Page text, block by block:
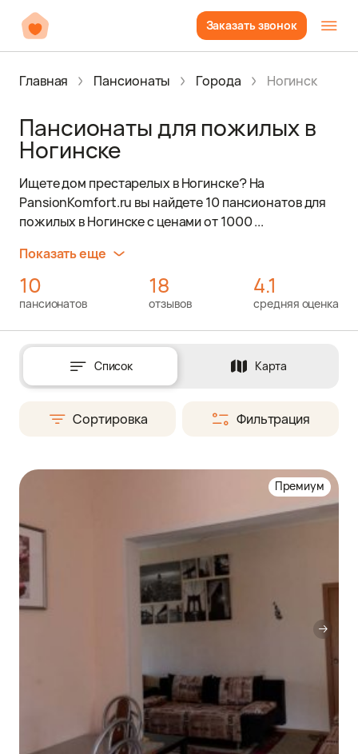
Заказать звонок
Главная Пансионаты Города Ногинск
Пансионаты для пожилых в
Ногинске
Ищете дом престарелых в Ногинске? На
PansionKomfort.ru вы найдете 10 пансионатов для
пожилых в Ногинске с ценами от 1000 ...
Показать еще
10
пансионатов
18
отзывов
4.1
средняя оценка
Сортировка Фильтрация
Список Карта
Премиум